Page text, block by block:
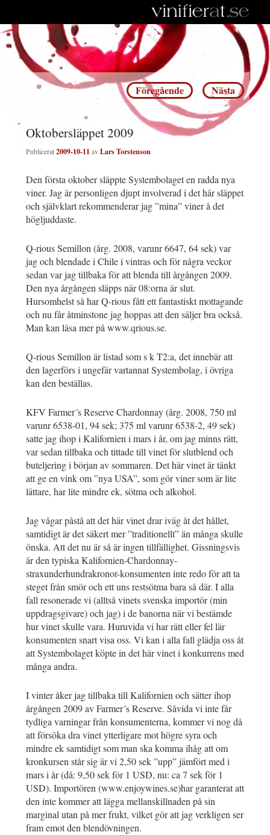
Inläggsnavigering
Föregående Nästa
Oktobersläppet 2009
Publicerat2009-10-11 avLars Torstenson
Den första oktober släppte Systembolaget en radda nya
viner. Jag är personligen djupt involverad i det här släppet
och självklart rekommenderar jag ”mina” viner å det
högljuddaste.
Q-rious Semillon (årg. 2008, varunr 6647, 64 sek) var
jag och blendade i Chile i vintras och för några veckor
sedan var jag tillbaka för att blenda till årgången 2009.
Den nya årgången släpps när 08:orna är slut.
Hursomhelst så har Q-rious fått ett fantastiskt mottagande
och nu får åtminstone jag hoppas att den säljer bra också.
Man kan läsa mer på www.qrious.se.
Q-rious Semillon är listad som s k T2:a, det innebär att
den lagerförs i ungefär vartannat Systembolag, i övriga
kan den beställas.
KFV Farmer´s Reserve Chardonnay (årg. 2008, 750 ml
varunr 6538-01, 94 sek; 375 ml varunr 6538-2, 49 sek)
satte jag ihop i Kalifornien i mars i år, om jag minns rätt,
var sedan tillbaka och tittade till vinet för slutblend och
buteljering i början av sommaren. Det här vinet är tänkt
att ge en vink om ”nya USA”, som gör viner som är lite
lättare, har lite mindre ek, sötma och alkohol.
Jag vågar påstå att det här vinet drar iväg åt det hållet,
samtidigt är det säkert mer ”traditionellt” än många skulle
önska. Att det nu är så är ingen tillfällighet. Gissningsvis
är den typiska Kalifornien-Chardonnay-
straxunderhundrakronor-konsumenten inte redo för att ta
steget från smör och ett uns restsötma bara så där. I alla
fall resonerade vi (alltså vinets svenska importör (min
uppdragsgivare) och jag) i de banorna när vi bestämde
hur vinet skulle vara. Huruvida vi har rätt eller fel lär
konsumenten snart visa oss. Vi kan i alla fall glädja oss åt
att Systembolaget köpte in det här vinet i konkurrens med
många andra.
I vinter åker jag tillbaka till Kalifornien och sätter ihop
årgången 2009 av Farmer´s Reserve. Såvida vi inte får
tydliga varningar från konsumenterna, kommer vi nog då
att försöka dra vinet ytterligare mot högre syra och
mindre ek samtidigt som man ska komma ihåg att om
kronkursen står sig är vi 2,50 sek ”upp” jämfört med i
mars i år (då: 9,50 sek för 1 USD, nu: ca 7 sek för 1
USD). Importören (www.enjoywines.se)har garanterat att
den inte kommer att lägga mellanskillnaden på sin
marginal utan på mer frukt, vilket gör att jag verkligen ser
fram emot den blendövningen.